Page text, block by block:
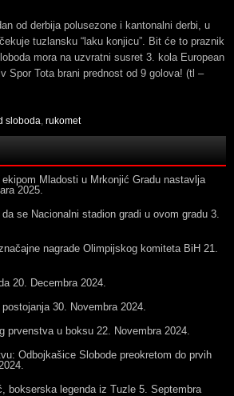
od derbija polusezone i kantonalni derbi, u
tuzlansku “laku konjicu”. Bit će to praznik
mora na uzvratni susret 3. kola European
Spor Tota brani prednost od 9 golova! (tl –
sloboda, rukomet
Mladosti u Mrkonjić Gradu nastavlja
2025.
se Nacionalni stadion gradi u ovom gradu 3.
nagrade Olimpijskog komiteta BiH 21.
20. Decembra 2024.
postojanja 30. Novembra 2024.
prvenstva u boksu 22. Novembra 2024.
Odbojkašice Slobode preokretom do prvih
bokserska legenda iz Tuzle 5. Septembra